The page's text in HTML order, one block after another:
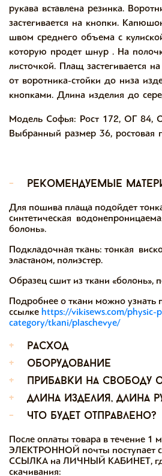
рукава вставлена резинка.
застегивается на кнопки.
швом среднего объема с
которую продет шнур . На
листочкой. Плащ застегивается
от воротника-стойки до низа
кнопками. Длина изделия до
Модель Софья: Рост 172, ОГ 84,
Выбранный размер 36, ростовая
-
рекомендуемые
Для пошива плаща подойдет
синтетическая
болонь».
Подкладочная ткань: тонкая
эластаном, полиэстер.
Образец сшит из ткани «болонь»,
Подробнее о ткани можно узнать
ссылке https://vikisews.com/physic-
category/tkani/plaschevye/
+
расход
+
оборудование
+
прибавки на свободу
+
длина изделия, длина
-
что будет отправлено?
После оплаты товара в течение 1
ЭЛЕКТРОННОЙ почты поступает
ССЫЛКА на ЛИЧНЫЙ КАБИНЕТ,
скачивания: